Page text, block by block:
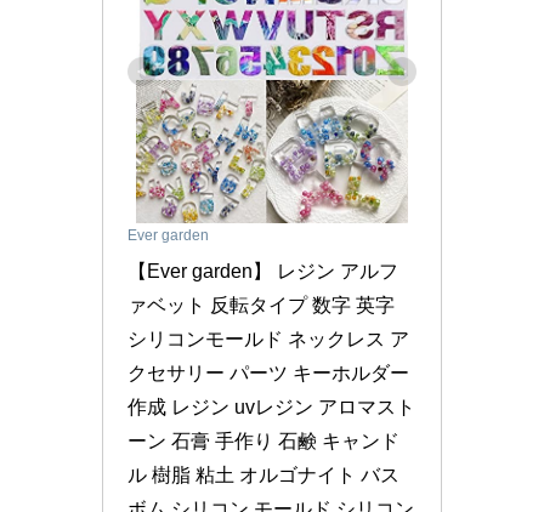
Ever garden
【Ever garden】 レジン アルフ
ァベット 反転タイプ 数字 英字
シリコンモールド ネックレス ア
クセサリー パーツ キーホルダー
作成 レジン uvレジン アロマスト
ーン 石膏 手作り 石鹸 キャンド
ル 樹脂 粘土 オルゴナイト バス